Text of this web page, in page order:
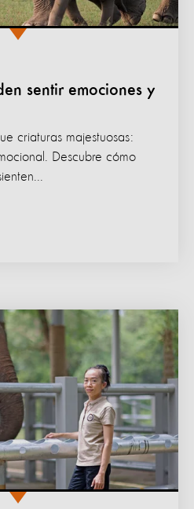
sentir emociones y
criaturas majestuosas:
Descubre cómo